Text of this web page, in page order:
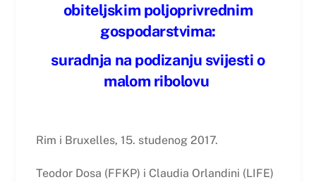
obiteljskim poljoprivrednim
gospodarstvima:
suradnja na podizanju svijesti o
malom ribolovu
Rim i Bruxelles, 15. studenog 2017.
Teodor Dosa (FFKP) i Claudia Orlandini (LIFE)